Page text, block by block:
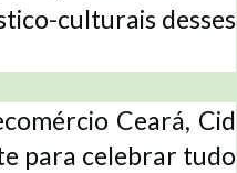
culturais desses
Ceará, Cid
para celebrar tudo